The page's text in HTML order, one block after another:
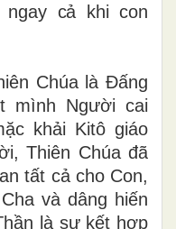
cả khi con
Chúa là Đấng
mình Người cai
khải Kitô giáo
Thiên Chúa đã
tất cả cho Con,
và dâng hiến
là sự kết hợp